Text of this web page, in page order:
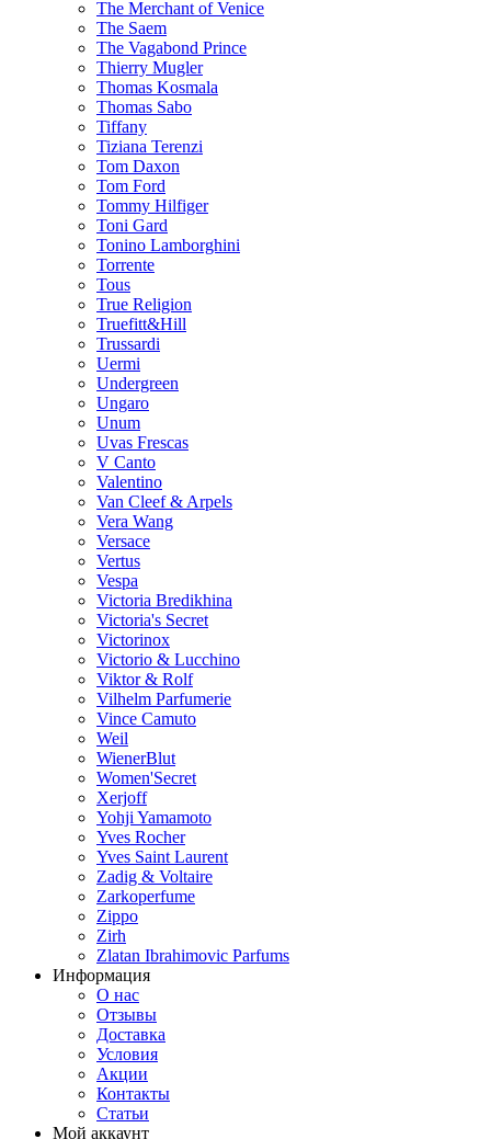
The Merchant of Venice
The Saem
The Vagabond Prince
Thierry Mugler
Thomas Kosmala
Thomas Sabo
Tiffany
Tiziana Terenzi
Tom Daxon
Tom Ford
Tommy Hilfiger
Toni Gard
Tonino Lamborghini
Torrente
Tous
True Religion
Truefitt&Hill
Trussardi
Uermi
Undergreen
Ungaro
Unum
Uvas Frescas
V Canto
Valentino
Van Cleef & Arpels
Vera Wang
Versace
Vertus
Vespa
Victoria Bredikhina
Victoria's Secret
Victorinox
Victorio & Lucchino
Viktor & Rolf
Vilhelm Parfumerie
Vince Camuto
Weil
WienerBlut
Women'Secret
Xerjoff
Yohji Yamamoto
Yves Rocher
Yves Saint Laurent
Zadig & Voltaire
Zarkoperfume
Zippo
Zirh
Zlatan Ibrahimovic Parfums
Информация
О нас
Отзывы
Доставка
Условия
Aкции
Контакты
Статьи
Мой аккаунт